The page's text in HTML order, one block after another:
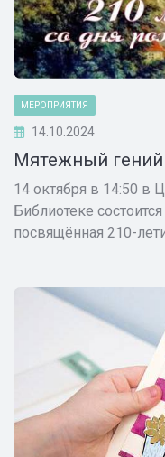
МЕРОПРИЯТИЯ
14.10.2024
Мятежный
14 октября в 14:50 в
Библиотеке
посвящённая 210-